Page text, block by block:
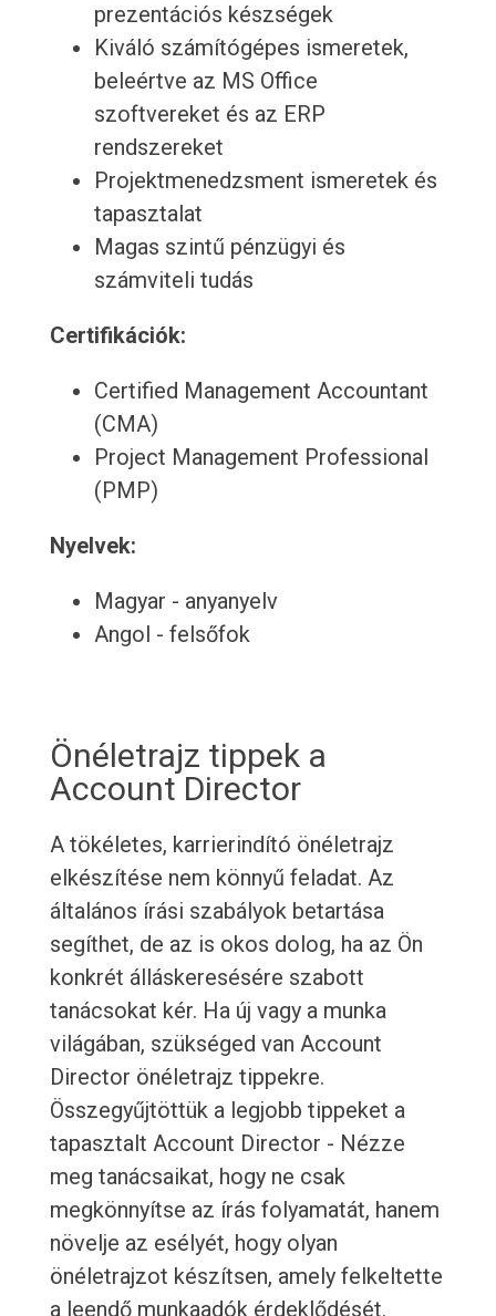
prezentációs készségek
Kiváló számítógépes ismeretek,
beleértve az MS Office
szoftvereket és az ERP
rendszereket
Projektmenedzsment ismeretek és
tapasztalat
Magas szintű pénzügyi és
számviteli tudás
Certifikációk:
Certified Management Accountant
(CMA)
Project Management Professional
(PMP)
Nyelvek:
Magyar - anyanyelv
Angol - felsőfok
Önéletrajz tippek a
Account Director
A tökéletes, karrierindító önéletrajz
elkészítése nem könnyű feladat. Az
általános írási szabályok betartása
segíthet, de az is okos dolog, ha az Ön
konkrét álláskeresésére szabott
tanácsokat kér. Ha új vagy a munka
világában, szükséged van Account
Director önéletrajz tippekre.
Összegyűjtöttük a legjobb tippeket a
tapasztalt Account Director - Nézze
meg tanácsaikat, hogy ne csak
megkönnyítse az írás folyamatát, hanem
növelje az esélyét, hogy olyan
önéletrajzot készítsen, amely felkeltette
a leendő munkaadók érdeklődését.